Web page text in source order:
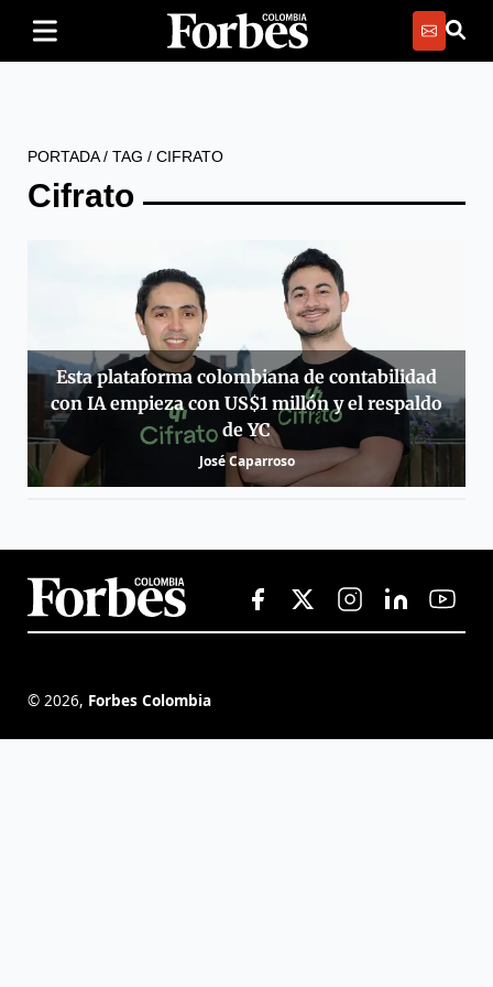
PORTADA/ TAG / CIFRATO
Cifrato
Esta plataforma colombiana de contabilidad
con IA empieza con US$1 millón y el respaldo
de YC
José Caparroso
© 2026, Forbes Colombia